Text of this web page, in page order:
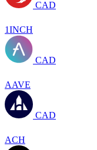
CAD
1INCH
CAD
AAVE
CAD
ACH